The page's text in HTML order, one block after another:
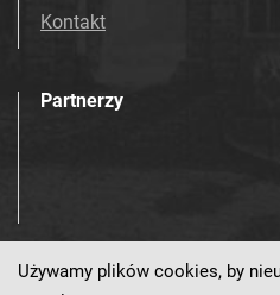
Kontakt
Partnerzy
Używamy plików cookies, by